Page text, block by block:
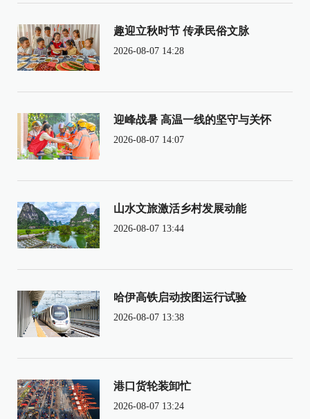
趣迎立秋时节 传承民俗文脉
2026-08-07 14:28
迎峰战暑 高温一线的坚守与关怀
2026-08-07 14:07
山水文旅激活乡村发展动能
2026-08-07 13:44
哈伊高铁启动按图运行试验
2026-08-07 13:38
港口货轮装卸忙
2026-08-07 13:24